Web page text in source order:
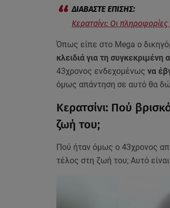
Κερατσίνι: Οι
Όπως είπε στο Mega o
κλειδιά για τη συγκεκριμένη
43χρονος ενδεχομένως να
όμως απάντηση σε αυτό θα
Κερατσίνι: Πού
ζωή του;
Πού ήταν όμως ο 43χρονος
τέλος στη ζωή του; Αυτό